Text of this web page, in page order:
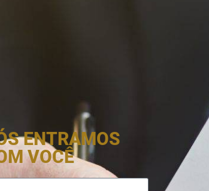
ENTRAMOS
VOCÊ